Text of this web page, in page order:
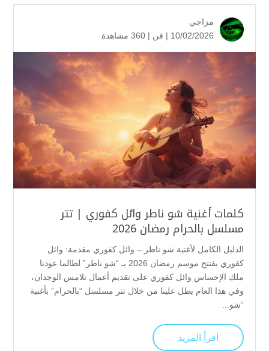
مزاجي
10/02/2026 |
فن | 360 مشاهدة
كلمات أغنية شو ناطر وائل كفوري | تتر
مسلسل بالحرام رمضان 2026
الدليل الكامل لأغنية شو ناطر – وائل كفوري مقدمة: وائل
كفوري يفتتح موسم رمضان 2026 بـ “شو ناطر” لطالما عودنا
ملك الإحساس وائل كفوري على تقديم أعمال تلامس الوجدان،
وفي هذا العام يطل علينا من خلال تتر مسلسل “بالحرام” بأغنية
“شو...
اقرأ المزيد